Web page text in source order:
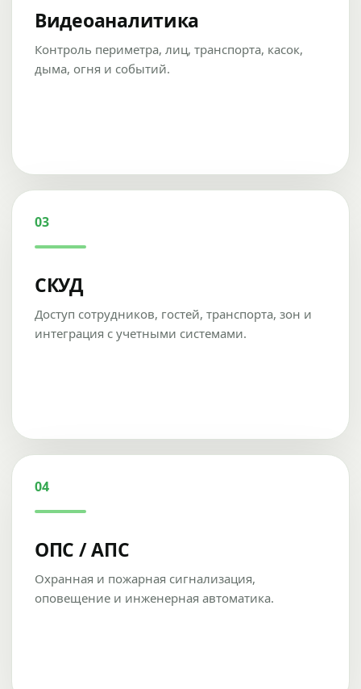
Видеоаналитика
Контроль периметра, лиц, транспорта, касок,
дыма, огня и событий.
03
СКУД
Доступ сотрудников, гостей, транспорта, зон и
интеграция с учетными системами.
04
ОПС / АПС
Охранная и пожарная сигнализация,
оповещение и инженерная автоматика.